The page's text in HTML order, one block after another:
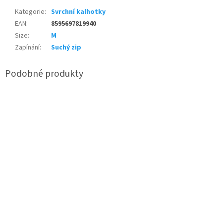
Kategorie: Svrchní kalhotky
EAN:
8595697819940
Size:
M
Zapínání: Suchý zip